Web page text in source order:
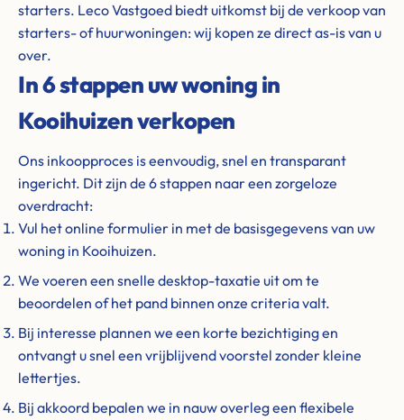
starters. Leco Vastgoed biedt uitkomst bij de verkoop van
starters- of huurwoningen: wij kopen ze direct as-is van u
over.
In 6 stappen uw woning in
Kooihuizen verkopen
Ons inkoopproces is eenvoudig, snel en transparant
ingericht. Dit zijn de 6 stappen naar een zorgeloze
overdracht:
Vul het online formulier in met de basisgegevens van uw
woning in Kooihuizen.
We voeren een snelle desktop-taxatie uit om te
beoordelen of het pand binnen onze criteria valt.
Bij interesse plannen we een korte bezichtiging en
ontvangt u snel een vrijblijvend voorstel zonder kleine
lettertjes.
Bij akkoord bepalen we in nauw overleg een flexibele